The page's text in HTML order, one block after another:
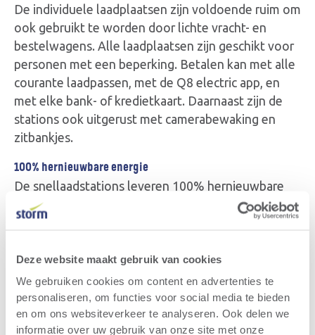
Deze website maakt gebruik van cookies
We gebruiken cookies om content en advertenties te
personaliseren, om functies voor social media te bieden
en om ons websiteverkeer te analyseren. Ook delen we
informatie over uw gebruik van onze site met onze
De individuele laadplaatsen zijn voldoende ruim om
ook gebruikt te worden door lichte vracht- en
bestelwagens. Alle laadplaatsen zijn geschikt voor
personen met een beperking. Betalen kan met alle
courante laadpassen, met de Q8 electric app, en
met elke bank- of kredietkaart. Daarnaast zijn de
stations ook uitgerust met camerabewaking en
zitbankjes.
100% hernieuwbare energie
De snellaadstations leveren 100% hernieuwbare
energie van Belgische oorsprong. Ze zijn
ontworpen door het jonge Gentse
Architecten en worden gebouwd met duurzame en
natuurlijke materialen zoals hout. Ze krijgen ook
een waterdoorlatende verharding, groene
beplanting, een groendak en zonnepanelen.